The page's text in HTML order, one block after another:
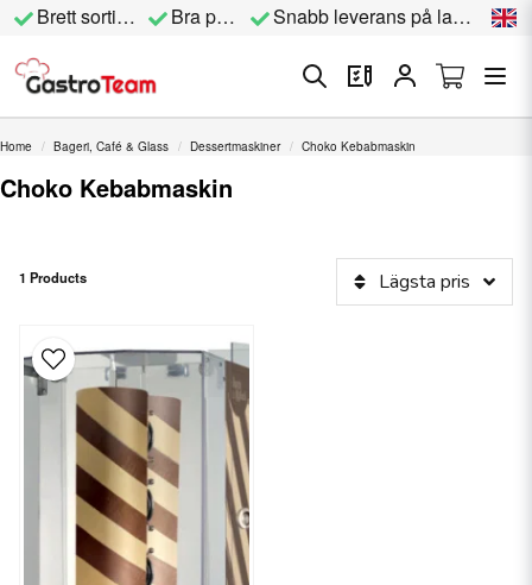
Brett sortiment Bra priser Snabb leverans på lagervara
Home Bageri, Café & Glass Dessertmaskiner Choko Kebabmaskin
Choko Kebabmaskin
1 Products Lägsta pris